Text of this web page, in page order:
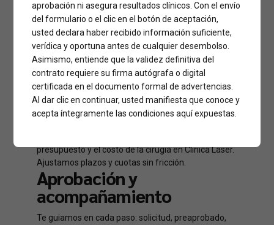
¿Por qué Cirufacil es
el camino para
operarte en Clínica
Láser?
Crédito a tu medida
presupuesto y el costo de la cirugía en Clínica Láser.
Ajustamos plazos y cuotas sin fricción.
Aprobación y
acompañamiento
Te guiamos en cada paso: solicitud, preaprobado,
aprobación ni asegura resultados clínicos. Con el envío
del formulario o el clic en el botón de aceptación,
usted declara haber recibido información suficiente,
verídica y oportuna antes de cualquier desembolso.
Asimismo, entiende que la validez definitiva del
contrato requiere su firma autógrafa o digital
certificada en el documento formal de advertencias.
Al dar clic en continuar, usted manifiesta que conoce y
acepta íntegramente las condiciones aquí expuestas.